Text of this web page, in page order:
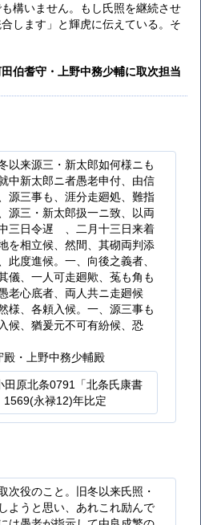
構いません。もし氏照を継続させ
します」と輝虎に伝えている。そ
伯耆守・上野中務少輔に取次担当
以来源三・新太郎如何様ニも
中新太郎ニ者愚老申付、由信
源三事も、涯分走廻処、難指
源三・新太郎扱一ニ致、以両
三日令遅ゝ、二月十三日来着
を相立候、然間、其砌両判添
此度進候。一、向後之義者、
儀、一人可走廻歟、菟も角も
老心底者、両人共ニ走廻候
様、各頼入候。一、源三事も
候、猶爰元不可有紛候、恐ゝ
・上野中務少輔殿
田原北条0791「北条氏康書
1569(永禄12)年比定
次役のこと。旧冬以来氏照・
ようと思い、あれこれ励んで